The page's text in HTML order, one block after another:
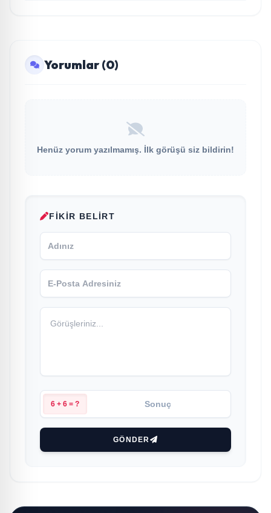
Yorumlar (0)
Henüz yorum yazılmamış. İlk görüşü siz bildirin!
FIKIR BELIRT
6 + 6 = ?
GÖNDER